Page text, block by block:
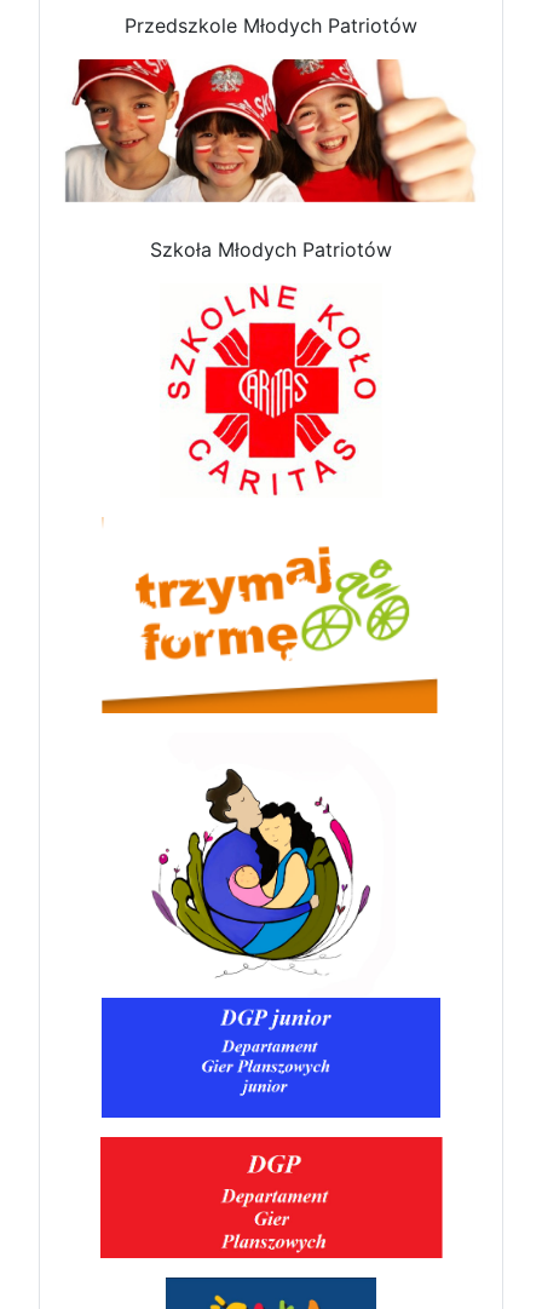
Przedszkole Młodych Patriotów
Szkoła Młodych Patriotów